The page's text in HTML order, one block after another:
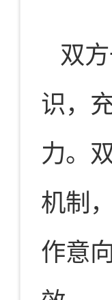
双
识，
力。
机制
作意